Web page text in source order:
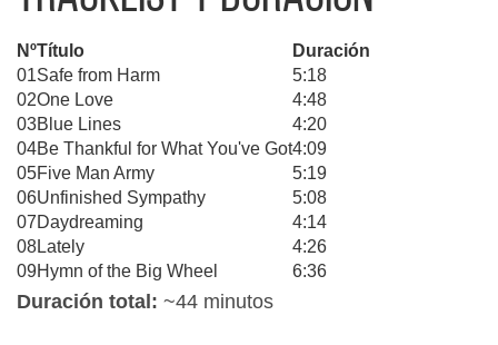
NºTítulo
Duración
01Safe from Harm
5:18
02One Love
4:48
03Blue Lines
4:20
04Be Thankful for What You've Got4:09
05Five Man Army
5:19
06Unfinished Sympathy
5:08
07Daydreaming
4:14
08Lately
4:26
09Hymn of the Big Wheel 6:36
Duración total: ~44 minutos